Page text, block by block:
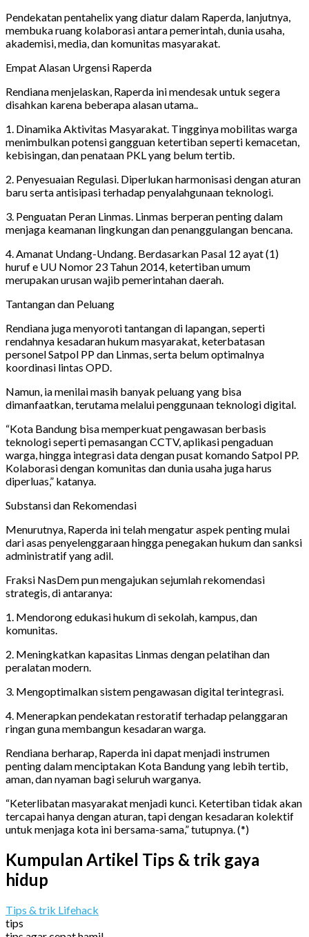
Pendekatan pentahelix yang diatur dalam Raperda, lanjutnya,
membuka ruang kolaborasi antara pemerintah, dunia usaha,
akademisi, media, dan komunitas masyarakat.
Empat Alasan Urgensi Raperda
Rendiana menjelaskan, Raperda ini mendesak untuk segera
disahkan karena beberapa alasan utama..
1. Dinamika Aktivitas Masyarakat. Tingginya mobilitas warga
menimbulkan potensi gangguan ketertiban seperti kemacetan,
kebisingan, dan penataan PKL yang belum tertib.
2. Penyesuaian Regulasi. Diperlukan harmonisasi dengan aturan
baru serta antisipasi terhadap penyalahgunaan teknologi.
3. Penguatan Peran Linmas. Linmas berperan penting dalam
menjaga keamanan lingkungan dan penanggulangan bencana.
4. Amanat Undang-Undang. Berdasarkan Pasal 12 ayat (1)
huruf e UU Nomor 23 Tahun 2014, ketertiban umum
merupakan urusan wajib pemerintahan daerah.
Tantangan dan Peluang
Rendiana juga menyoroti tantangan di lapangan, seperti
rendahnya kesadaran hukum masyarakat, keterbatasan
personel Satpol PP dan Linmas, serta belum optimalnya
koordinasi lintas OPD.
Namun, ia menilai masih banyak peluang yang bisa
dimanfaatkan, terutama melalui penggunaan teknologi digital.
“Kota Bandung bisa memperkuat pengawasan berbasis
teknologi seperti pemasangan CCTV, aplikasi pengaduan
warga, hingga integrasi data dengan pusat komando Satpol PP.
Kolaborasi dengan komunitas dan dunia usaha juga harus
diperluas,” katanya.
Substansi dan Rekomendasi
Menurutnya, Raperda ini telah mengatur aspek penting mulai
dari asas penyelenggaraan hingga penegakan hukum dan sanksi
administratif yang adil.
Fraksi NasDem pun mengajukan sejumlah rekomendasi
strategis, di antaranya:
1. Mendorong edukasi hukum di sekolah, kampus, dan
komunitas.
2. Meningkatkan kapasitas Linmas dengan pelatihan dan
peralatan modern.
3. Mengoptimalkan sistem pengawasan digital terintegrasi.
4. Menerapkan pendekatan restoratif terhadap pelanggaran
ringan guna membangun kesadaran warga.
Rendiana berharap, Raperda ini dapat menjadi instrumen
penting dalam menciptakan Kota Bandung yang lebih tertib,
aman, dan nyaman bagi seluruh warganya.
“Keterlibatan masyarakat menjadi kunci. Ketertiban tidak akan
tercapai hanya dengan aturan, tapi dengan kesadaran kolektif
untuk menjaga kota ini bersama-sama,” tutupnya. (*)
Kumpulan Artikel Tips & trik gaya
hidup
Tips & trik Lifehack
tips